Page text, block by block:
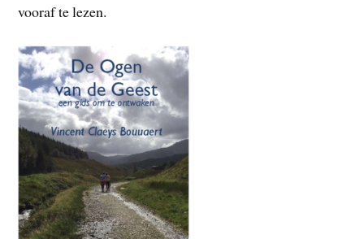
vooraf te lezen.